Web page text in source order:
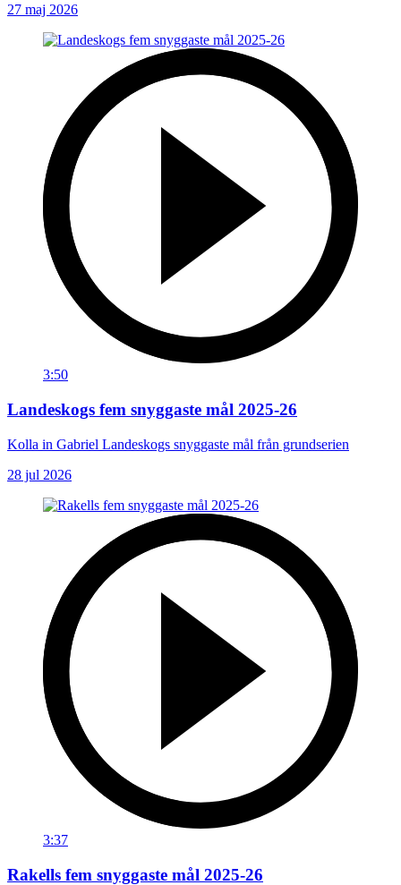
27 maj 2026
3:50
Landeskogs fem snyggaste mål 2025-26
Kolla in Gabriel Landeskogs snyggaste mål från grundserien
28 jul 2026
3:37
Rakells fem snyggaste mål 2025-26